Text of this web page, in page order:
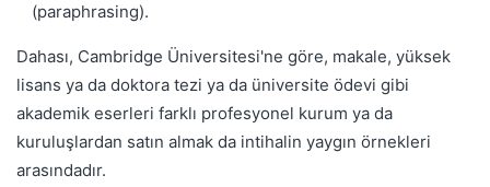
(paraphrasing).
Dahası, Cambridge Üniversitesi'ne göre, makale, yüksek
lisans ya da doktora tezi ya da üniversite ödevi gibi
akademik eserleri farklı profesyonel kurum ya da
kuruluşlardan satın almak da intihalin yaygın örnekleri
arasındadır.